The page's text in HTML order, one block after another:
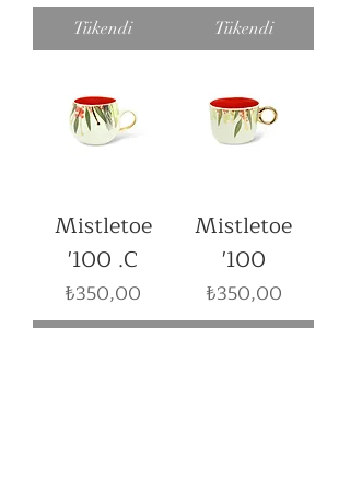
Tükendi Tükendi
Mistletoe
'100 .C
Fiyat
₺350,00
Mistletoe
'100
Fiyat
₺350,00